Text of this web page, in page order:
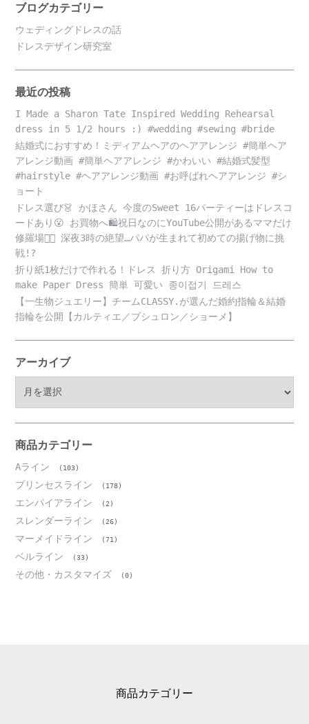
ブログカテゴリー
ウェディングドレスの話
ドレスデザイン研究室
最近の投稿
I Made a Sharon Tate Inspired Wedding Rehearsal
dress in 5 1/2 hours :) #wedding #sewing #bride
結婚式におすすめ！ミディアムヘアのヘアアレンジ #簡単ヘア
アレンジ動画 #簡単ヘアアレンジ #かわいい #結婚式髪型
#hairstyle #ヘアアレンジ動画 #お呼ばれヘアアレンジ #シ
ョート
ドレス選び👗 かほさん 今度のSweet 16パーティーはドレスコ
ードあり😮 お買物へ🛍️祝日なのにYouTube公開があるママだけ
修羅場😵‍💫 深夜3時の絶望…パパが生まれて初めての揚げ物に挑
戦!?
折り紙1枚だけで作れる！ドレス 折り方 Origami How to
make Paper Dress 簡単 可愛い 종이접기 드레스
【一生物ジュエリー】チームCLASSY.が選んだ婚約指輪＆結婚
指輪を公開【カルティエ／ブシュロン／ショーメ】
アーカイブ
ブ
商品カテゴリー
Aライン (103)
プリンセスライン (178)
エンパイアライン (2)
スレンダーライン (26)
マーメイドライン (71)
ベルライン (33)
その他・カスタマイズ (0)
商品カテゴリー